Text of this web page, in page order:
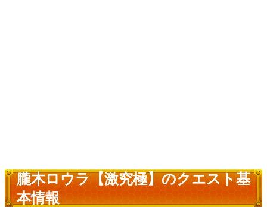
朧木ロウラ【激究極】のクエスト基
本情報